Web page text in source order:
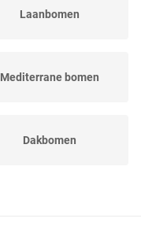
Laanbomen
Mediterrane bomen
Dakbomen